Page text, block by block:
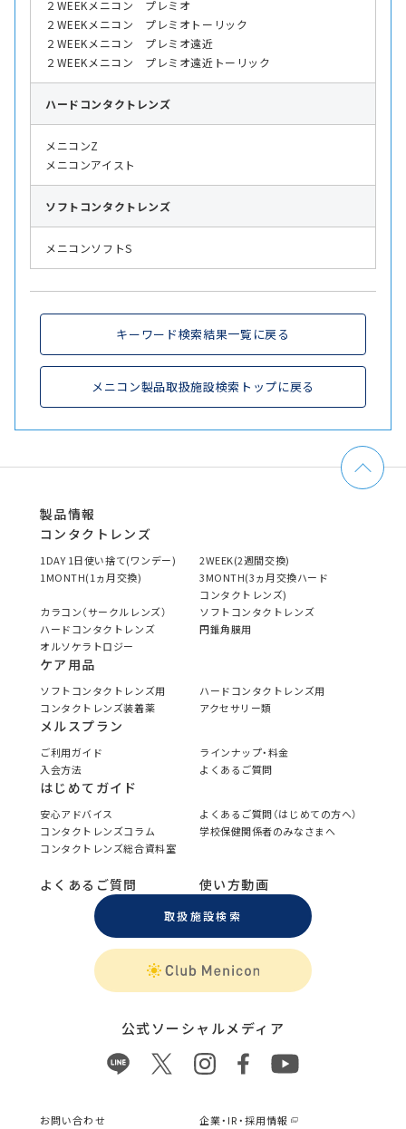
２WEEKメニコン プレミオ
２WEEKメニコン プレミオトーリック
２WEEKメニコン プレミオ遠近
２WEEKメニコン プレミオ遠近トーリック
ハード コンタクトレンズ
メニコンZ
メニコンアイスト
ソフト コンタクトレンズ
メニコンソフトS
キーワード検索結果一覧に戻る
メニコン製品取扱施設検索トップに戻る
製品情報
コンタクトレンズ
1DAY 1日使い捨て(ワンデー)
2WEEK(2週間交換)
1MONTH(1ヵ月交換)
3MONTH(3ヵ月交換ハード
コンタクトレンズ)
カラコン（サークルレンズ）
ソフトコンタクトレンズ
ハードコンタクトレンズ
円錐角膜用
オルソケラトロジー
ケア用品
ソフトコンタクトレンズ用
ハードコンタクトレンズ用
コンタクトレンズ装着薬
アクセサリー類
メルスプラン
ご利用ガイド
ラインナップ・料金
入会方法
よくあるご質問
はじめてガイド
安心アドバイス
よくあるご質問（はじめての方へ）
コンタクトレンズコラム
学校保健関係者のみなさまへ
コンタクトレンズ総合資料室
よくあるご質問 使い方動画
取扱施設検索
公式ソーシャルメディア
お問い合わせ
企業・IR・採用情報